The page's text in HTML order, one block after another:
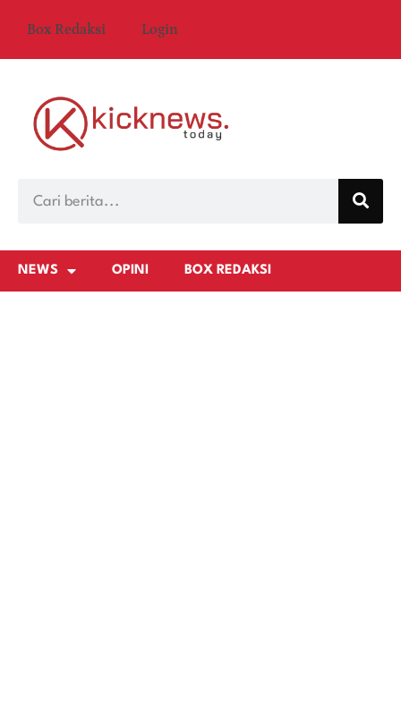
Box Redaksi Login
NEWS OPINI BOX REDAKSI